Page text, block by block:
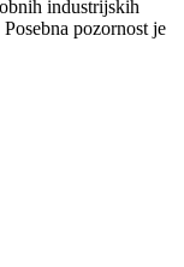
industrijskih
pozornost je